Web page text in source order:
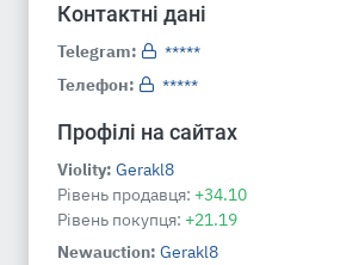
Контактні дані
Telegram:
*****
Телефон:
*****
Профілі на сайтах
Violity: Gerakl8
Рівень продавця: +34.10
Рівень покупця: +21.19
Newauction: Gerakl8